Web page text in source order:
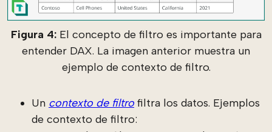
Figura 4:El concepto de filtro es importante para
entender DAX. La imagen anterior muestra un
ejemplo de contexto de filtro.
Un contexto de filtro filtra los datos. Ejemplos
de contexto de filtro: